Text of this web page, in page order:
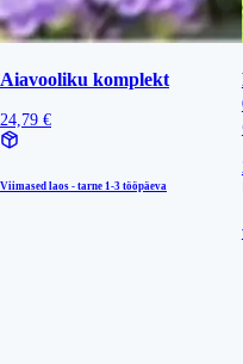
Aiavooliku komplekt
24,79 €
Viimased laos - tarne 1-3 tööpäeva